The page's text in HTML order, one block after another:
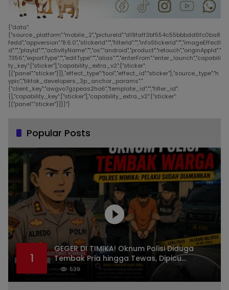
{"data":
{"source_platform":"mobile_2","pictureId":"d19faff3bf554c55bbbdd6fc0ba8
fedd","appversion":"8.6.0","stickerId":"","filterId":"","infoStickerId":"","imageEffectI
d":"","playId":"","activityName":"","os":"android","product":"retouch","originAppId":"
7356","exportType":"","editType":"","alias":"","enterFrom":"enter_launch","capabili
ty_key":["sticker"],"capability_extra_v2":{"sticker":
[{"panel":"sticker"}]},"effect_type":"tool","effect_id":"sticker"},"source_type":"h
ypic","tiktok_developers_3p_anchor_params":"
{"client_key":"awgvo7gzpeas2ho6","template_id":"","filter_id":
[],"capability_key":["sticker"],"capability_extra_v2":{"sticker":
[{"panel":"sticker"}]}}"}
Popular Posts
1
GEGER DI TIMIKA! Oknum Polisi Diduga
Tembak Pria hingga Tewas, Dipicu
Dugaan Persoalan Rumah Tangga
539